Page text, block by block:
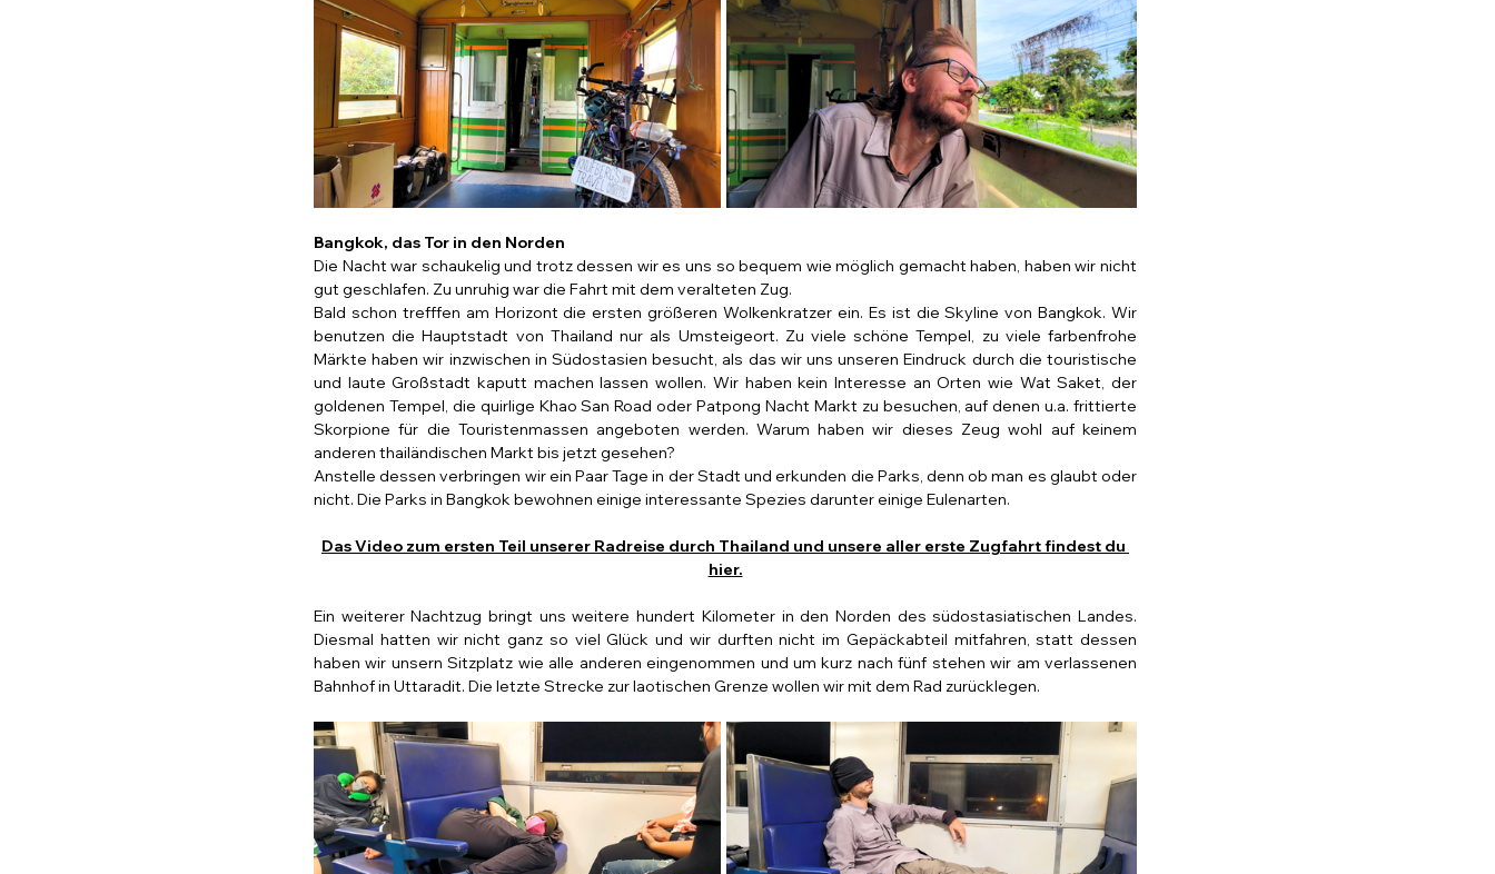
Bangkok, das Tor in den Norden
Die Nacht war schaukelig und trotz dessen wir es uns so bequem wie möglich gemacht haben, haben wir nicht
gut geschlafen. Zu unruhig war die Fahrt mit dem veralteten Zug.
Bald schon trefffen am Horizont die ersten größeren Wolkenkratzer ein. Es ist die Skyline von Bangkok. Wir
benutzen die Hauptstadt von Thailand nur als Umsteigeort. Zu viele schöne Tempel, zu viele farbenfrohe
Märkte haben wir inzwischen in Südostasien besucht, als das wir uns unseren Eindruck durch die touristische
und laute Großstadt kaputt machen lassen wollen. Wir haben kein Interesse an Orten wie Wat Saket, der
goldenen Tempel, die quirlige Khao San Road oder Patpong Nacht Markt zu besuchen, auf denen u.a. frittierte
Skorpione für die Touristenmassen angeboten werden. Warum haben wir dieses Zeug wohl auf keinem
anderen thailändischen Markt bis jetzt gesehen?
Anstelle dessen verbringen wir ein Paar Tage in der Stadt und erkunden die Parks, denn ob man es glaubt oder
nicht. Die Parks in Bangkok bewohnen einige interessante Spezies darunter einige Eulenarten.
Das Video zum ersten Teil unserer Radreise durch Thailand und unsere aller erste Zugfahrt findest du
hier.
Ein weiterer Nachtzug bringt uns weitere hundert Kilometer in den Norden des südostasiatischen Landes.
Diesmal hatten wir nicht ganz so viel Glück und wir durften nicht im Gepäckabteil mitfahren, statt dessen
haben wir unsern Sitzplatz wie alle anderen eingenommen und um kurz nach fünf stehen wir am verlassenen
Bahnhof in Uttaradit. Die letzte Strecke zur laotischen Grenze wollen wir mit dem Rad zurücklegen.